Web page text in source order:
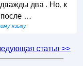
дважды два . Но, к
…
языку
статья >>